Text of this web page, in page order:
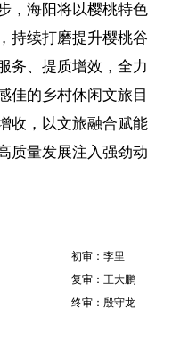
海阳将以樱桃特色
持续打磨提升樱桃谷
务、提质增效，全力
佳的乡村休闲文旅目
收，以文旅融合赋能
质量发展注入强劲动
初审：李里
复审：王大鹏
终审：殷守龙